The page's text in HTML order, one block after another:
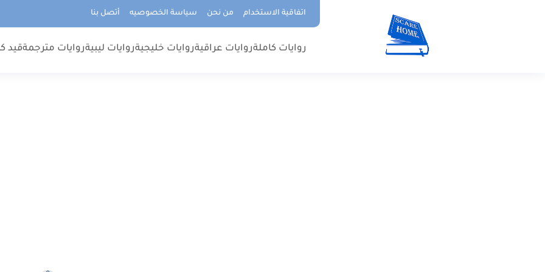
اتفاقية الاستخدام من نحن سياسة الخصوصيه أتصل بنا
روايات كاملةروايات عراقيةروايات خليجيةروايات ليبيةروايات مترجمةقيد